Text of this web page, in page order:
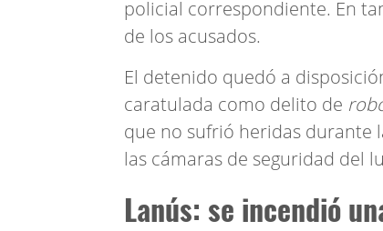
policial correspondiente. En
de los acusados.
El detenido quedó a
caratulada como delito de
que no sufrió heridas durante
las cámaras de seguridad del
Lanús: se incendió